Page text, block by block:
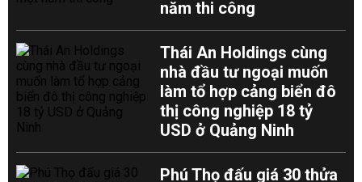
năm thi công
Thái An Holdings cùng
nhà đầu tư ngoại muốn
làm tổ hợp cảng biển đô
thị công nghiệp 18 tỷ
USD ở Quảng Ninh
Phú Thọ đấu giá 30 thửa